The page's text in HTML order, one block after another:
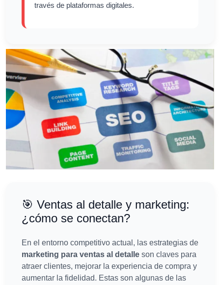
través de plataformas digitales.
🎯 Ventas al detalle y marketing:
¿cómo se conectan?
En el entorno competitivo actual, las estrategias de
marketing para ventas al detalle son claves para
atraer clientes, mejorar la experiencia de compra y
aumentar la fidelidad. Estas son algunas de las